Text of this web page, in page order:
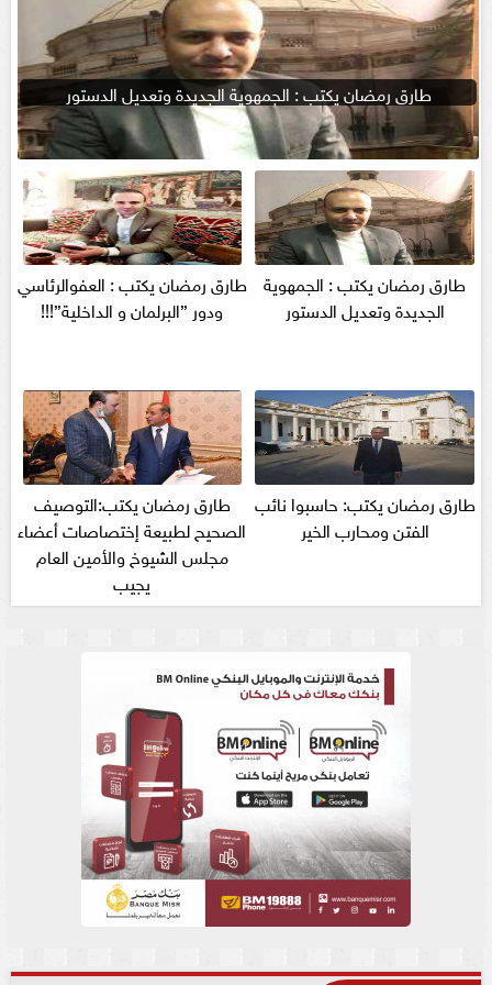
طارق رمضان يكتب : الجمهوية الجديدة وتعديل الدستور
طارق رمضان يكتب : الجمهوية
الجديدة وتعديل الدستور
طارق رمضان يكتب : العفوالرئاسي
ودور ”البرلمان و الداخلية”!!!
طارق رمضان يكتب: حاسبوا نائب
الفتن ومحارب الخير
طارق رمضان يكتب:التوصيف
الصحيح لطبيعة إختصاصات أعضاء
مجلس الشيوخ والأمين العام
يجيب